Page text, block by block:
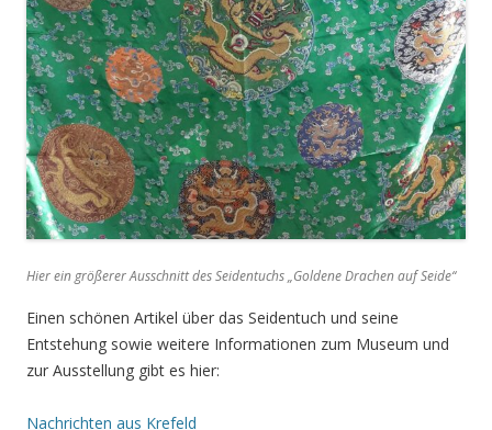
Hier ein größerer Ausschnitt des Seidentuchs „Goldene Drachen auf Seide“
Einen schönen Artikel über das Seidentuch und seine
Entstehung sowie weitere Informationen zum Museum und
zur Ausstellung gibt es hier:
Nachrichten aus Krefeld